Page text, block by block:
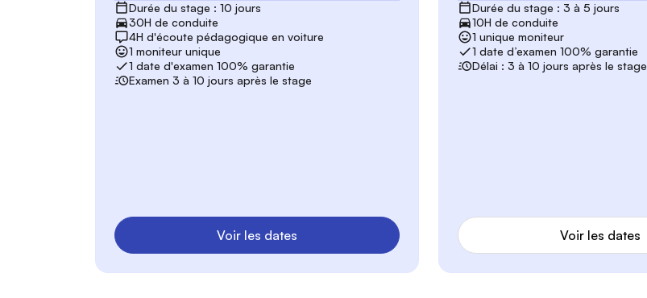
Durée du stage : 10 jours
30H de conduite
4H d'écoute pédagogique en voiture
1 moniteur unique
1 date d'examen 100% garantie
Examen 3 à 10 jours après le stage
Voir les dates
Durée du stage : 3 à 5 jours
10H de conduite
1 unique moniteur
1 date d’examen 100% garantie
Délai : 3 à 10 jours après le stage
Voir les dates